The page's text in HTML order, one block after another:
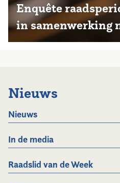
Enquête
in samenwerking
Nieuws
Nieuws
In de media
Raadslid van de Week